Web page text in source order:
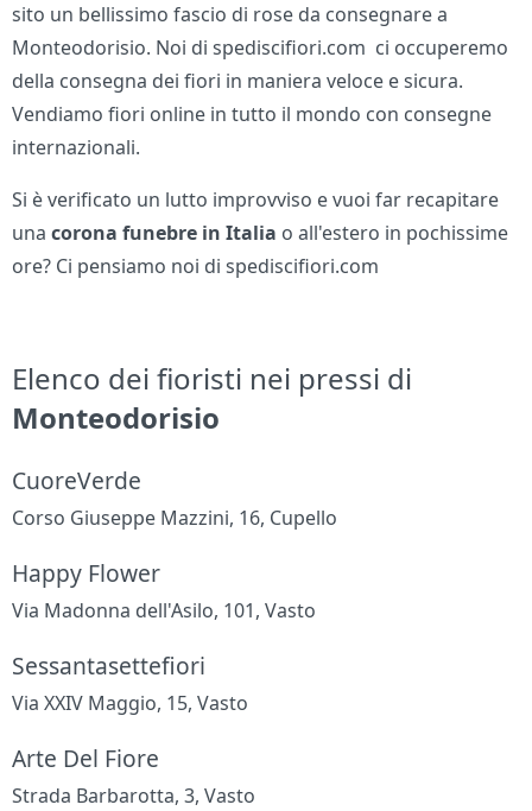
sito un bellissimo fascio di rose da consegnare a
Monteodorisio. Noi di spediscifiori.com ci occuperemo
della consegna dei fiori in maniera veloce e sicura.
Vendiamo fiori online in tutto il mondo con consegne
internazionali.
Si è verificato un lutto improvviso e vuoi far recapitare
unacorona funebre in Italia o all'estero in pochissime
ore? Ci pensiamo noi di spediscifiori.com
Elenco dei fioristi nei pressi di
Monteodorisio
CuoreVerde
Corso Giuseppe Mazzini, 16, Cupello
Happy Flower
Via Madonna dell'Asilo, 101, Vasto
Sessantasettefiori
Via XXIV Maggio, 15, Vasto
Arte Del Fiore
Strada Barbarotta, 3, Vasto